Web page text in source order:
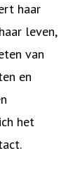
haar
leven,
van
en
het